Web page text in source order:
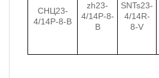
СНЦ23-
4/14Р-8-В
zh23-
4/14P-8-
B
SNTs23-
4/14R-
8-V